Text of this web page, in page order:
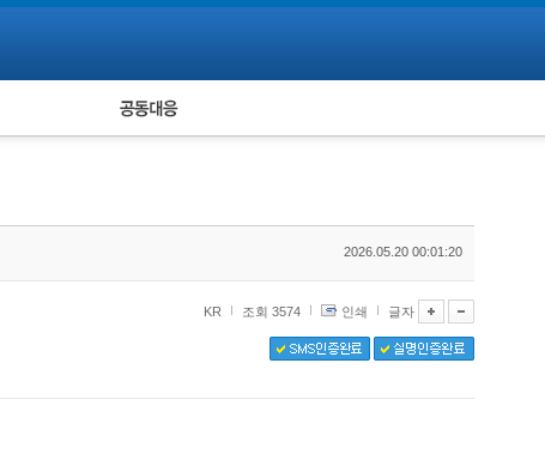
피해자 공동대응
2026.05.20 00:01:20
KR 조회 3574 인쇄 글자